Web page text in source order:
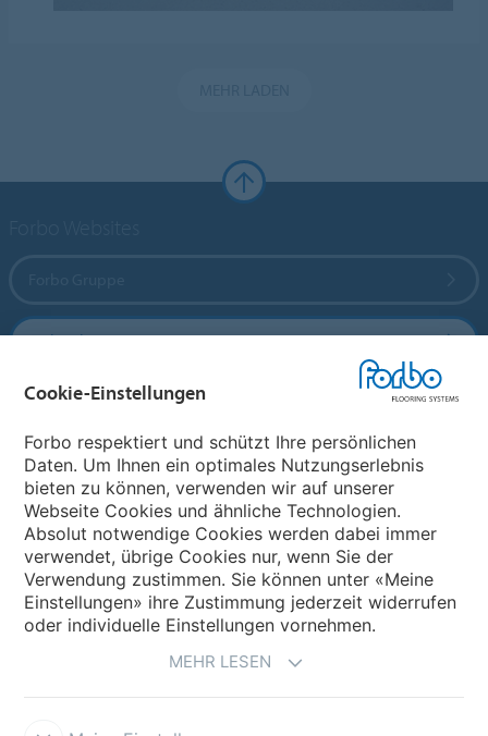
Forbo Flooring Systems
Forbo Movement Systems
Land auswählen
Land auswählen
Cookie-Einstellungen
Forbo respektiert und schützt Ihre persönlichen
Daten. Um Ihnen ein optimales Nutzungserlebnis
bieten zu können, verwenden wir auf unserer
Webseite Cookies und ähnliche Technologien.
Absolut notwendige Cookies werden dabei immer
verwendet, übrige Cookies nur, wenn Sie der
Verwendung zustimmen. Sie können unter «Meine
Einstellungen» ihre Zustimmung jederzeit widerrufen
oder individuelle Einstellungen vornehmen.
MEHR LESEN